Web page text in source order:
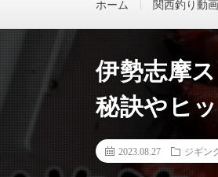
ホーム 関西釣り動画
伊勢志摩
秘訣やヒ
2023.08.27 ジギン